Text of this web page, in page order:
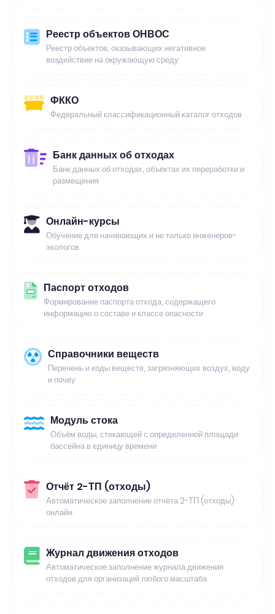
Реестр объектов ОНВОС
Реестр объектов, оказывающих негативное
воздействие на окружающую среду
ФККО
Федеральный классификационный каталог отходов
Банк данных об отходах
Банк данных об отходах, объектах их переработки и
размещения
Онлайн-курсы
Обучение для начинающих и не только инженеров-
экологов
Паспорт отходов
Формирование паспорта отхода, содержащего
информацию о составе и классе опасности
Справочники веществ
Перечень и коды веществ, загрязняющих воздух, воду
и почву
Модуль стока
Объём воды, стекающей с определенной площади
бассейна в единицу времени
Отчёт 2-ТП (отходы)
Автоматическое заполнение отчёта 2-ТП (отходы)
онлайн
Журнал движения отходов
Автоматическое заполнение журнала движения
отходов для организаций любого масштаба